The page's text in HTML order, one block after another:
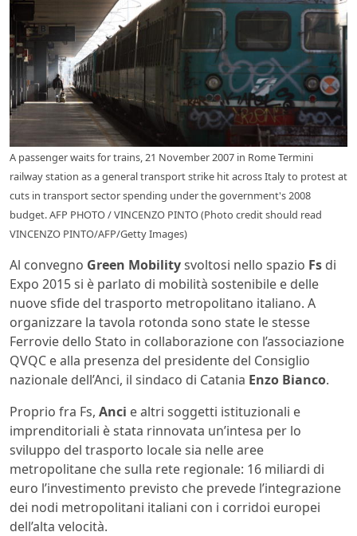
A passenger waits for trains, 21 November 2007 in Rome Termini
railway station as a general transport strike hit across Italy to protest at
cuts in transport sector spending under the government's 2008
budget. AFP PHOTO / VINCENZO PINTO (Photo credit should read
VINCENZO PINTO/AFP/Getty Images)
Al convegno Green Mobilitysvoltosi nello spazio Fs di
Expo 2015 si è parlato di mobilità sostenibile e delle
nuove sfide del trasporto metropolitano italiano. A
organizzare la tavola rotonda sono state le stesse
Ferrovie dello Stato in collaborazione con l’associazione
QVQC e alla presenza del presidente del Consiglio
nazionale dell’Anci, il sindaco di Catania Enzo Bianco.
Proprio fra Fs, Anci e altri soggetti istituzionali e
imprenditoriali è stata rinnovata un’intesa per lo
sviluppo del trasporto locale sia nelle aree
metropolitane che sulla rete regionale: 16 miliardi di
euro l’investimento previsto che prevede l’integrazione
dei nodi metropolitani italiani con i corridoi europei
dell’alta velocità.